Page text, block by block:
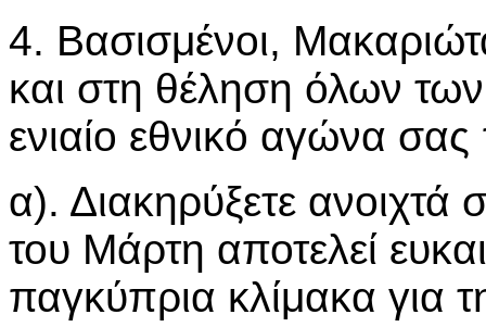
4. Βασισμένοι,
και στη θέληση όλων
ενιαίο εθνικό αγώνα
α). Διακηρύξετε ανοιχτά
του Μάρτη αποτελεί
παγκύπρια κλίμακα για